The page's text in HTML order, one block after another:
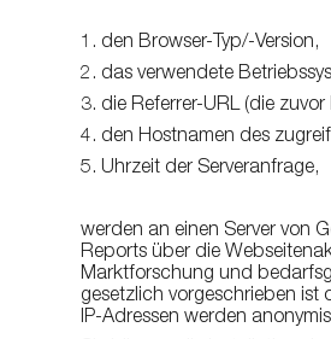
1. den Browser-Typ/-Version,
2. das verwendete
3. die Referrer-URL (die
4. den Hostnamen des
5. Uhrzeit der Serveranfrage,
werden an einen Server von
Reports über die
Marktforschung und
gesetzlich vorgeschrieben ist
IP-Adressen werden